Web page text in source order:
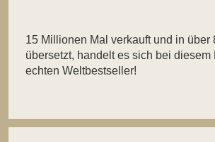
15 Millionen Mal verkauft und in über
übersetzt, handelt es sich bei diesem
echten Weltbestseller!